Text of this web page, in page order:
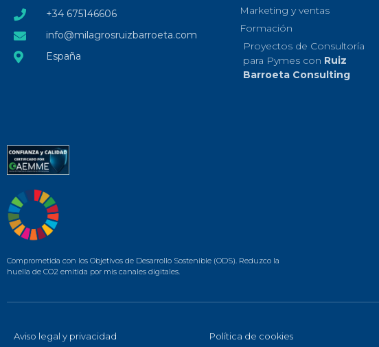
+34 675146606
info@milagrosruizbarroeta.com
España
Marketing y ventas
Formación
Proyectos de Consultoría
para Pymes con Ruiz
Barroeta Consulting
Comprometida con los Objetivos de Desarrollo Sostenible (ODS). Reduzco la
huella de CO2 emitida por mis canales digitales.
Aviso legal y privacidad Política de cookies